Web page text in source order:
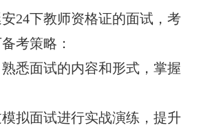
24下教师资格证的面试，考
考策略：
熟悉面试的内容和形式，掌握
模拟面试进行实战演练，提升